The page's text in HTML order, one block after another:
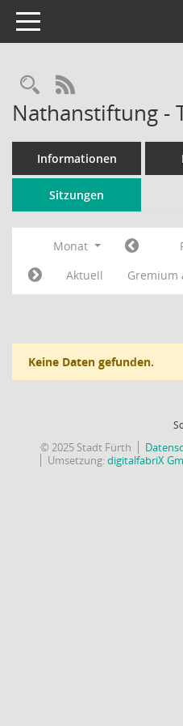
Toggle navigation
RSS-Feed
Nathanstiftung -
Informationen
Sitzungen
Monat
Aktuell
Gremium
Keine Daten gefunden.
© 2025 Stadt Fürth
Umsetzung:digitalfabriX